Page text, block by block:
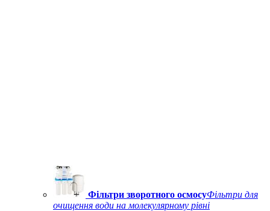
Фільтри зворотного осмосуФільтри для
очищення води на молекулярному рівні